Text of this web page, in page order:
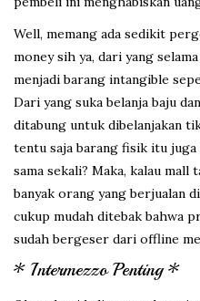
Well, memang ada sedikit
money sih ya, dari yang
menjadi barang intangible
Dari yang suka belanja baju
ditabung untuk dibelanjakan
tentu saja barang fisik itu
sama sekali? Maka, kalau mall
banyak orang yang berjualan
cukup mudah ditebak bahwa
sudah bergeser dari offline
* Intermezzo Penting *